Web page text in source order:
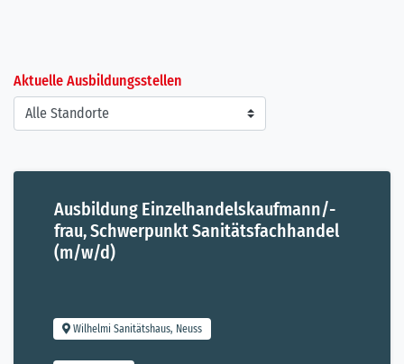
Aktuelle Ausbildungsstellen
Ausbildung
Ausbildung Einzelhandelskaufmann/-
frau, Schwerpunkt Sanitätsfachhandel
(m/w/d)
Wilhelmi Sanitätshaus, Neuss